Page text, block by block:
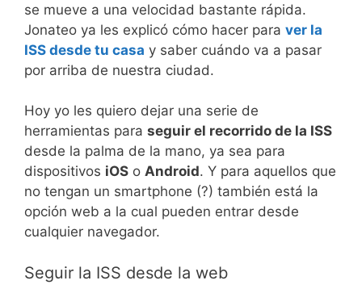
se mueve a una velocidad bastante rápida.
Jonateo ya les explicó cómo hacer para ver la
ISS desde tu casa y saber cuándo va a pasar
por arriba de nuestra ciudad.
Hoy yo les quiero dejar una serie de
herramientas para seguir el recorrido de la ISS
desde la palma de la mano, ya sea para
dispositivos iOS o Android. Y para aquellos que
no tengan un smartphone (?) también está la
opción web a la cual pueden entrar desde
cualquier navegador.
Seguir la ISS desde la web